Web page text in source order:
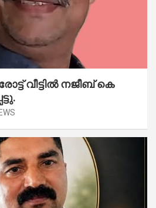
വീട്ടിൽ നജീബ് കെ